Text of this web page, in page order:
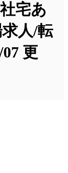
宅あ
人/転
07 更